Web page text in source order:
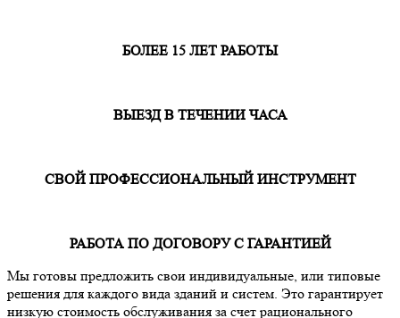
БОЛЕЕ 15 ЛЕТ РАБОТЫ
ВЫЕЗД В ТЕЧЕНИИ ЧАСА
СВОЙ ПРОФЕССИОНАЛЬНЫЙ ИНСТРУМЕНТ
РАБОТА ПО ДОГОВОРУ С ГАРАНТИЕЙ
Мы готовы предложить свои индивидуальные, или типовые
решения для каждого вида зданий и систем. Это гарантирует
низкую стоимость обслуживания за счет рационального